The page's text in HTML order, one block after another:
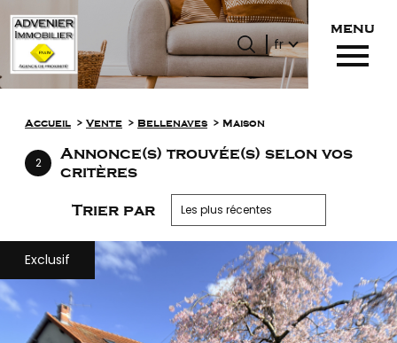
menu
Langue
fr
Accueil 0 Langue
fr
Accueil Vente Bellenaves Maison
2
Annonce(s) trouvée(s) selon vos
critères
Trier par Les plus récentes
Exclusif